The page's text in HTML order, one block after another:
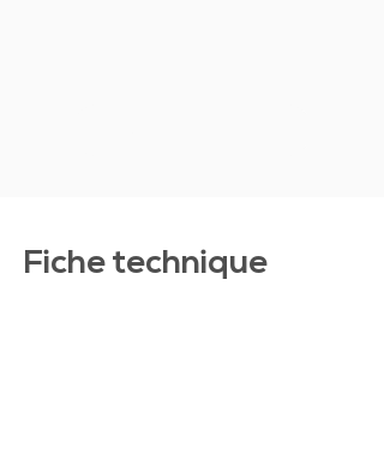
Fiche technique